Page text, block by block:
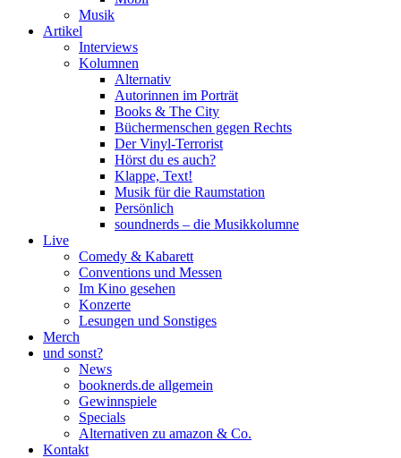
Musik
Artikel
Interviews
Kolumnen
Alternativ
Autorinnen im Porträt
Books & The City
Büchermenschen gegen Rechts
Der Vinyl-Terrorist
Hörst du es auch?
Klappe, Text!
Musik für die Raumstation
Persönlich
soundnerds – die Musikkolumne
Live
Comedy & Kabarett
Conventions und Messen
Im Kino gesehen
Konzerte
Lesungen und Sonstiges
Merch
und sonst?
News
booknerds.de allgemein
Gewinnspiele
Specials
Alternativen zu amazon & Co.
Kontakt